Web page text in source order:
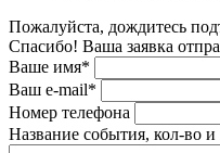
Пожалуйста, дождитесь
Спасибо! Ваша заявка
Ваше имя*
Ваш e-mail*
Номер телефона
Название события, кол-во и